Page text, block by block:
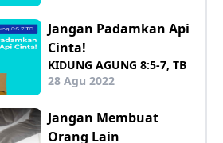
Jangan Padamkan Api
Cinta!
KIDUNG AGUNG 8:5-7, TB
28 Agu 2022
Jangan Membuat
Orang Lain